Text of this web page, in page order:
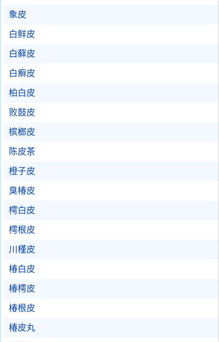
象皮
白鲜皮
白藓皮
白癣皮
柏白皮
败鼓皮
槟榔皮
陈皮茶
橙子皮
臭椿皮
樗白皮
樗根皮
川槿皮
椿白皮
椿樗皮
椿根皮
椿皮丸